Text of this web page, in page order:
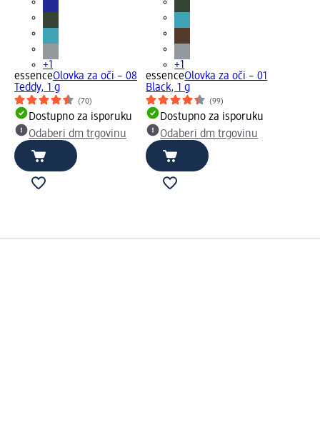
+1
essenceOlovka za oči – 08
Teddy, 1 g
(70)
Dostupno za isporuku
Odaberi dm trgovinu
+1
essenceOlovka za oči – 01
Black, 1 g
(99)
Dostupno za isporuku
Odaberi dm trgovinu